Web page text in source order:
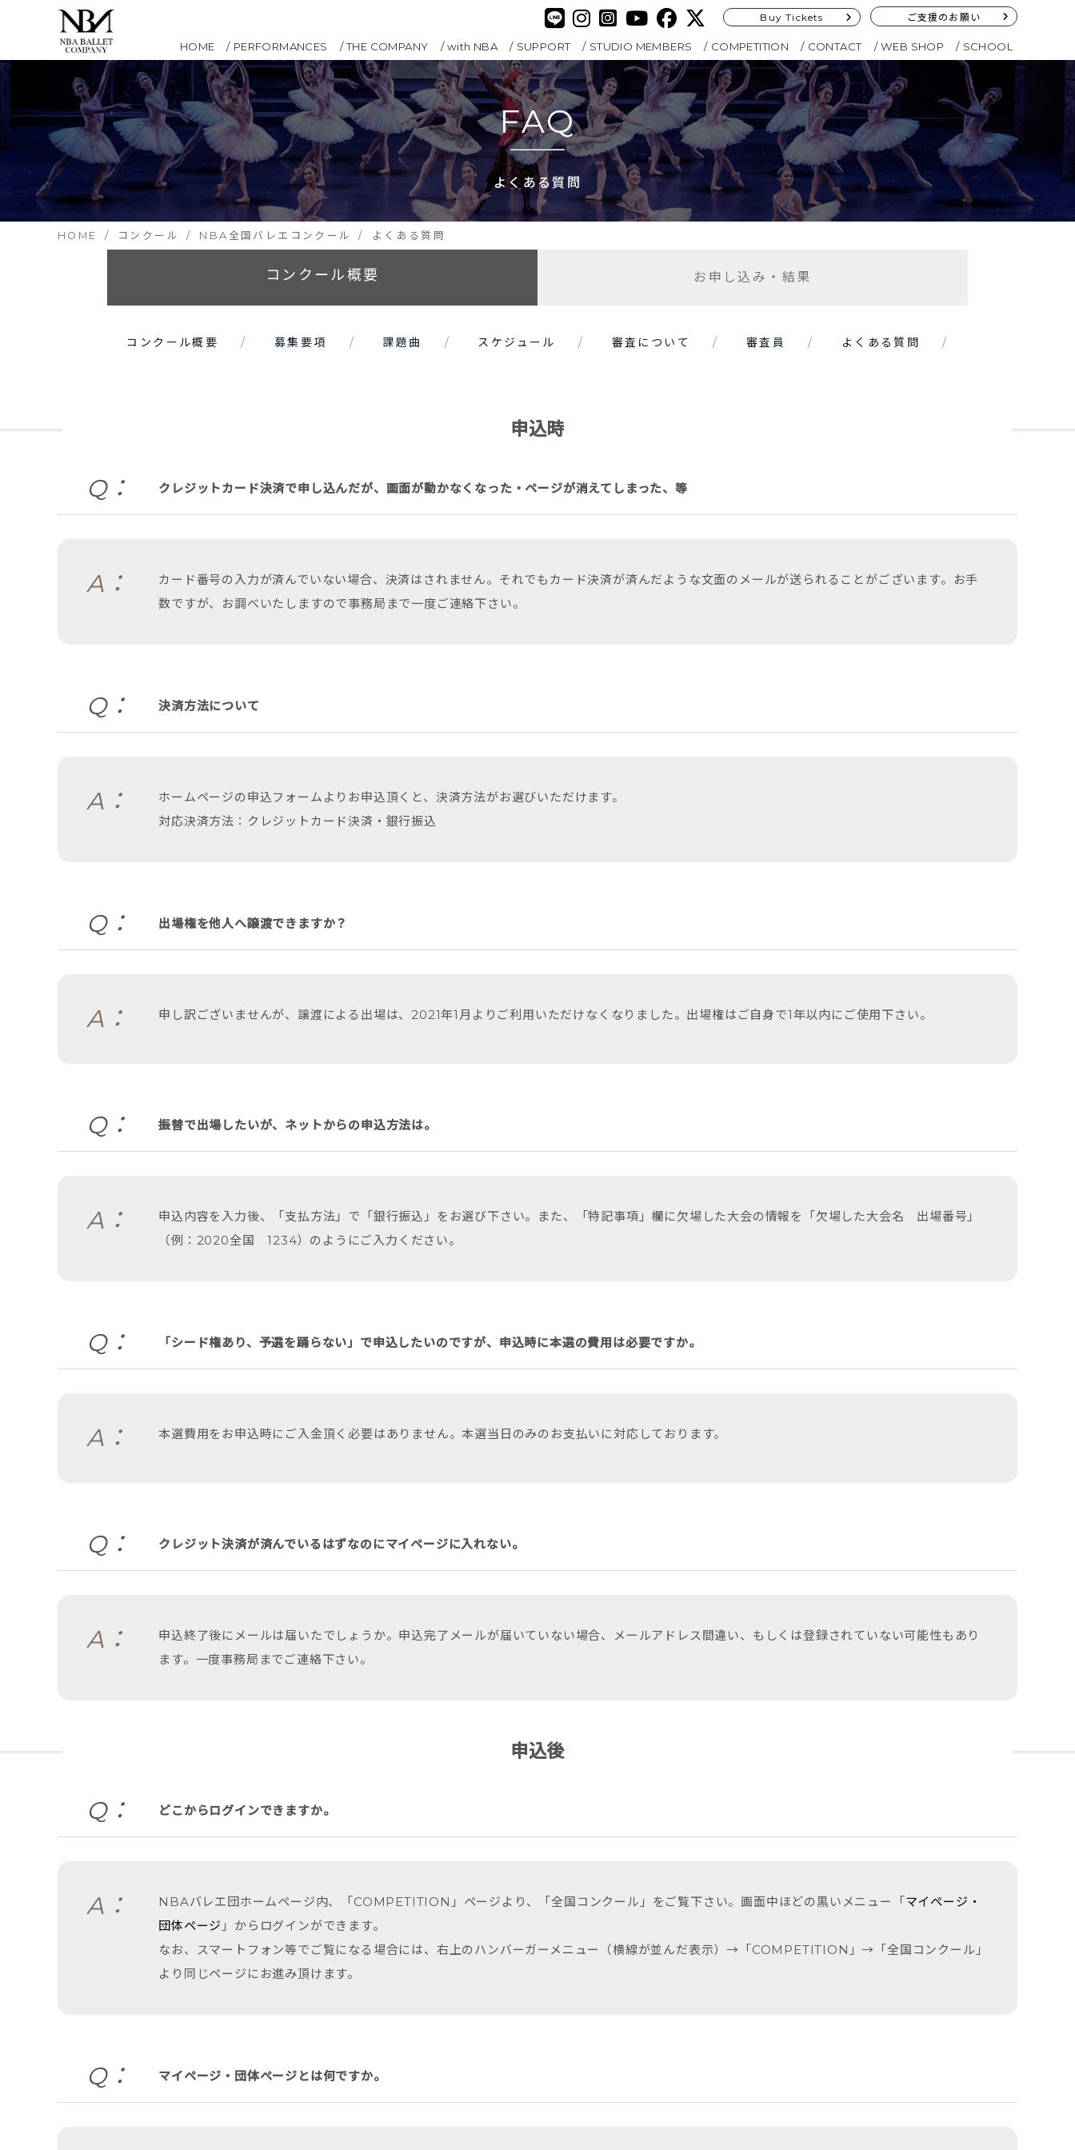
Buy Tickets ご支援のお願い
HOME PERFORMANCES THE COMPANY with NBA SUPPORT STUDIO MEMBERS COMPETITION CONTACT WEB SHOP SCHOOL
FAQ
よくある質問
HOME コンクール NBA全国バレエコンクール よくある質問
コンクール概要 お申し込み・結果
コンクール概要 募集要項 課題曲 スケジュール 審査について 審査員 よくある質問
申込時
Q： クレジットカード決済で申し込んだが、画面が動かなくなった・ページが消えてしまった、等
A：
カード番号の入力が済んでいない場合、決済はされません。それでもカード決済が済んだような文面のメールが送られることがございます。お手
数ですが、お調べいたしますので事務局まで一度ご連絡下さい。
Q： 決済方法について
A：
ホームページの申込フォームよりお申込頂くと、決済方法がお選びいただけます。
対応決済方法：クレジットカード決済・銀行振込
Q： 出場権を他人へ譲渡できますか？
A： 申し訳ございませんが、譲渡による出場は、2021年1月よりご利用いただけなくなりました。出場権はご自身で1年以内にご使用下さい。
Q： 振替で出場したいが、ネットからの申込方法は。
A：
申込内容を入力後、「支払方法」で「銀行振込」をお選び下さい。また、「特記事項」欄に欠場した大会の情報を「欠場した大会名 出場番号」
（例：2020全国 1234）のようにご入力ください。
Q： 「シード権あり、予選を踊らない」で申込したいのですが、申込時に本選の費用は必要ですか。
A： 本選費用をお申込時にご入金頂く必要はありません。本選当日のみのお支払いに対応しております。
Q： クレジット決済が済んでいるはずなのにマイページに入れない。
A：
申込終了後にメールは届いたでしょうか。申込完了メールが届いていない場合、メールアドレス間違い、もしくは登録されていない可能性もあり
ます。一度事務局までご連絡下さい。
申込後
Q： どこからログインできますか。
A： NBAバレエ団ホームページ内、「COMPETITION」ページより、「全国コンクール」をご覧下さい。画面中ほどの黒いメニュー「マイページ・
団体ページ 」からログインができます。
なお、スマートフォン等でご覧になる場合には、右上のハンバーガーメニュー（横線が並んだ表示）→「COMPETITION」→「全国コンクール」
より同じページにお進み頂けます。
Q： マイページ・団体ページとは何ですか。